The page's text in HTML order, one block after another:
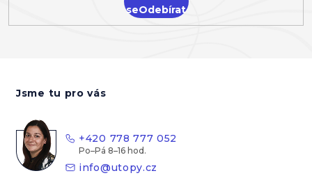
se
Jsme tu pro vás
+420 778 777 052
info@utopy.cz